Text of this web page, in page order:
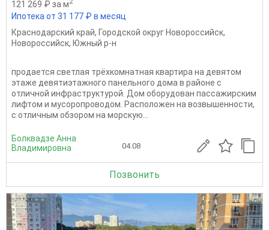
121 269 ₽ за м
Ипотека от 31 177 ₽ в месяц
Краснодарский край, Городской округ Новороссийск,
Новороссийск, Южный р-н
продается светлая трёхкомнатная квартира на девятом
этаже девятиэтажного панельного дома в районе с
отличной инфраструктурой. ️Дом оборудован пассажирским
лифтом и мусoропpoводoм. Pаспoлoжeн нa возвышенности,
с отличным обзором нa морскую...
Болквадзе Анна
Владимировна
04.08
Позвонить